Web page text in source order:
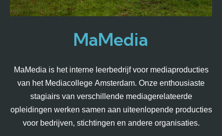
MaMedia
MaMedia is het interne leerbedrijf voor mediaproducties
van het Mediacollege Amsterdam. Onze enthousiaste
stagiairs van verschillende mediagerelateerde
opleidingen werken samen aan uiteenlopende producties
voor bedrijven, stichtingen en andere organisaties.